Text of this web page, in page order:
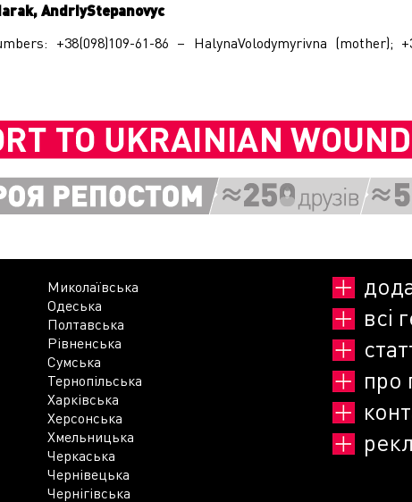
AndriyStepanovyc
+38(098)109-61-86 – HalynaVolodymyrivna (mother);
Миколаївська
Одеська
Полтавська
Рівненська
Сумська
Тернопільська
Харківська
Херсонська
Хмельницька
Черкаська
Чернівецька
Чернігівська
всі
про